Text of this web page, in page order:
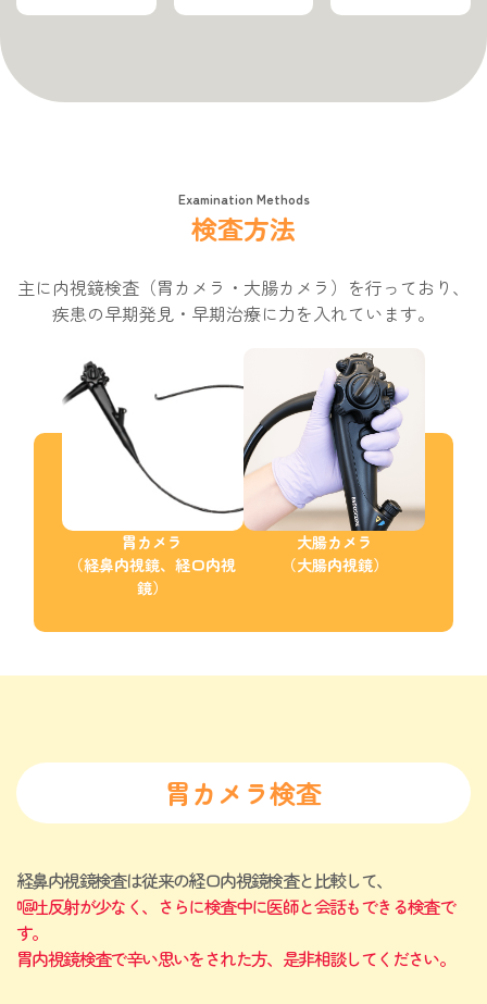
Examination Methods
検査方法
主に内視鏡検査（胃カメラ・大腸カメラ）を行っており、
疾患の早期発見・早期治療に力を入れています。
胃カメラ
（経鼻内視鏡、経口内視
鏡）
大腸カメラ
（大腸内視鏡）
胃カメラ検査
経鼻内視鏡検査は従来の経口内視鏡検査と比較して、
嘔吐反射が少なく、さらに検査中に医師と会話もできる検査で
す。
胃内視鏡検査で辛い思いをされた方、是非相談してください。